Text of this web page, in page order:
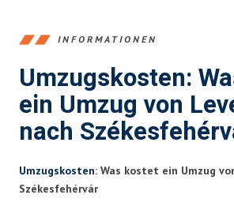
INFORMATIONEN
Umzugskosten:
ein Umzug von
nach
Umzugskosten: Was kostet ein Umzug
Székesfehérvár